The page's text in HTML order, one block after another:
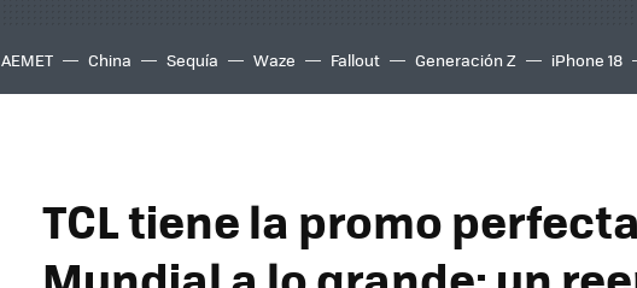
AEMET China Sequía Waze Fallout Generación Z iPhone 18
TCL tiene la promo